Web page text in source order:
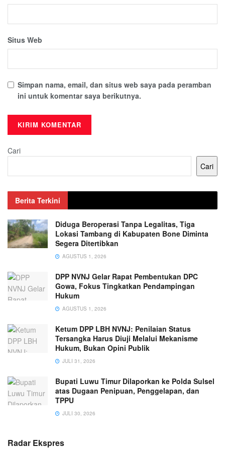
Situs Web
Simpan nama, email, dan situs web saya pada peramban
ini untuk komentar saya berikutnya.
Cari
Cari
Berita Terkini
Diduga Beroperasi Tanpa Legalitas, Tiga
Lokasi Tambang di Kabupaten Bone Diminta
Segera Ditertibkan
AGUSTUS 1, 2026
DPP NVNJ Gelar Rapat Pembentukan DPC
Gowa, Fokus Tingkatkan Pendampingan
Hukum
AGUSTUS 1, 2026
Ketum DPP LBH NVNJ: Penilaian Status
Tersangka Harus Diuji Melalui Mekanisme
Hukum, Bukan Opini Publik
JULI 31, 2026
Bupati Luwu Timur Dilaporkan ke Polda Sulsel
atas Dugaan Penipuan, Penggelapan, dan
TPPU
JULI 30, 2026
Radar Ekspres